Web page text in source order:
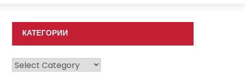
КАТЕГОРИИ
Категории